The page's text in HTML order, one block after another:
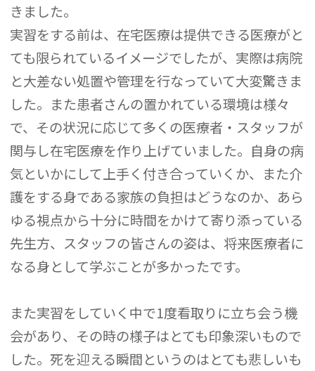
きました。
実習をする前は、在宅医療は提供できる医療がと
ても限られているイメージでしたが、実際は病院
と大差ない処置や管理を行なっていて大変驚きま
した。また患者さんの置かれている環境は様々
で、その状況に応じて多くの医療者・スタッフが
関与し在宅医療を作り上げていました。自身の病
気といかにして上手く付き合っていくか、また介
護をする身である家族の負担はどうなのか、あら
ゆる視点から十分に時間をかけて寄り添っている
先生方、スタッフの皆さんの姿は、将来医療者に
なる身として学ぶことが多かったです。
また実習をしていく中で1度看取りに立ち会う機
会があり、その時の様子はとても印象深いもので
した。死を迎える瞬間というのはとても悲しいも